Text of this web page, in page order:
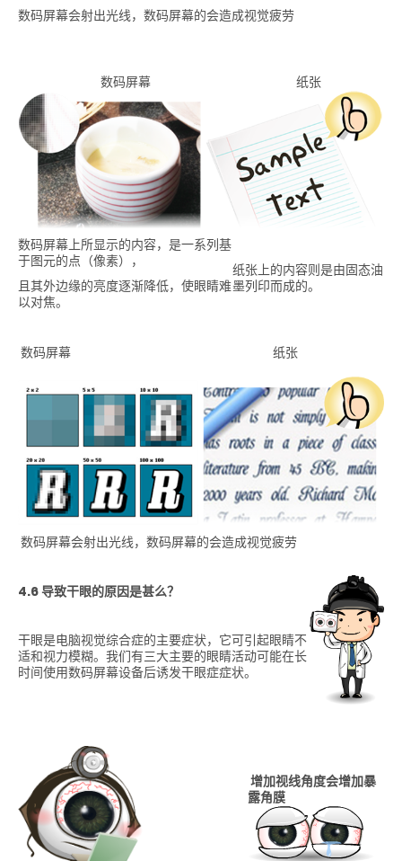
数码屏幕会射出光线，数码屏幕的会造成视觉疲劳
数码屏幕 纸张
数码屏幕上所显示的内容，是一系列基
于图元的点（像素），
且其外边缘的亮度逐渐降低，使眼睛难
以对焦。
纸张上的内容则是由固态油
墨列印而成的。
数码屏幕 纸张
数码屏幕会射出光线，数码屏幕的会造成视觉疲劳
4.6 导致干眼的原因是甚么？
干眼是电脑视觉综合症的主要症状，它可引起眼睛不
适和视力模糊。我们有三大主要的眼睛活动可能在长
时间使用数码屏幕设备后诱发干眼症症状。
增加视线角度会增加暴
露角膜